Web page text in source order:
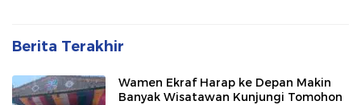
Berita Terakhir
Wamen Ekraf Harap ke Depan Makin
Banyak Wisatawan Kunjungi Tomohon